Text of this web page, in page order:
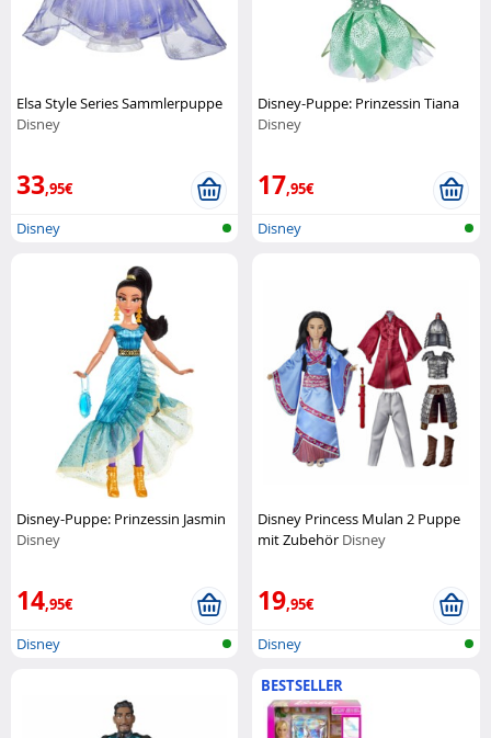
Elsa Style Series Sammlerpuppe
Disney
33,95€
Disney
Disney-Puppe: Prinzessin Tiana
Disney
17,95€
Disney
Disney-Puppe: Prinzessin Jasmin
Disney
14,95€
Disney
Disney Princess Mulan 2 Puppe
mit Zubehör Disney
19,95€
Disney
BESTSELLER